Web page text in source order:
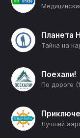
Планета
Поехали!
По дороге
Лучший